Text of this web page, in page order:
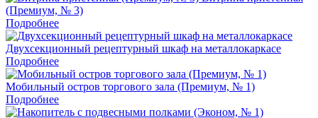
(Премиум, № 3)
Подробнее
Двухсекционный рецептурный шкаф на металлокаркасе
Подробнее
Мобильный остров торгового зала (Премиум, № 1)
Подробнее